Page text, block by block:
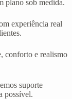
plano sob medida.
experiência real
conforto e realismo
suporte
possível.